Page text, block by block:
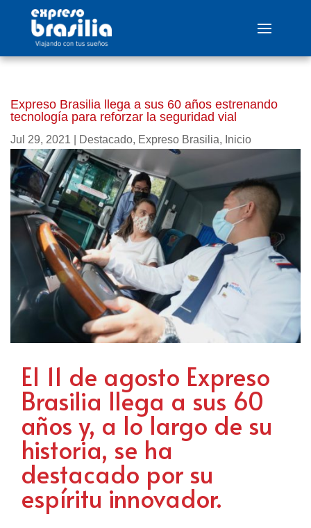
Expreso Brasilia llega a sus 60 años estrenando
tecnología para reforzar la seguridad vial
Jul 29, 2021 Destacado, Expreso Brasilia, Inicio
El 11 de agosto Expreso
Brasilia llega a sus 60
años y, a lo largo de su
historia, se ha
destacado por su
espíritu innovador.